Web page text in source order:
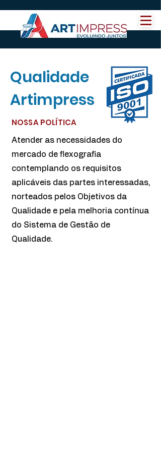
Qualidade
Artimpress
NOSSA POLÍTICA
Atender as necessidades do
mercado de flexografia
contemplando os requisitos
aplicáveis das partes interessadas,
norteados pelos Objetivos da
Qualidade e pela melhoria contínua
do Sistema de Gestão de
Qualidade.